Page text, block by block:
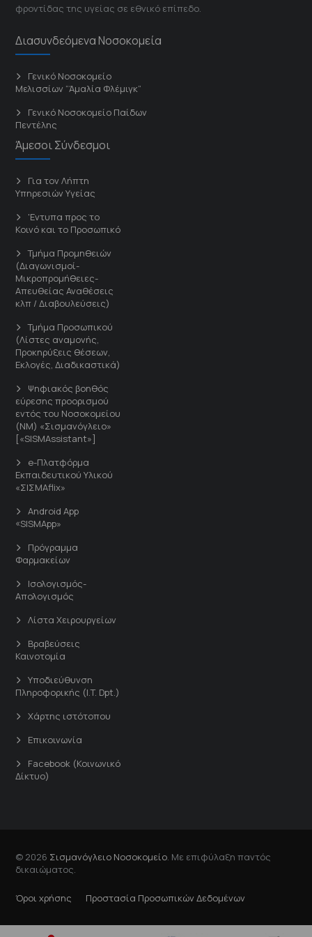
φροντίδας της υγείας σε εθνικό επίπεδο.
Διασυνδεόμενα Νοσοκομεία
Γενικό Νοσοκομείο
Μελισσίων “Άμαλία Φλέμιγκ”
Γενικό Νοσοκομείο Παίδων
Πεντέλης
Άμεσοι Σύνδεσμοι
Για τον Λήπτη
Υπηρεσιών Υγείας
'Εντυπα προς το
Κοινό και το Προσωπικό
Τμήμα Προμηθειών
(Διαγωνισμοί-
Μικροπρομήθειες-
Απευθείας Αναθέσεις
κλπ / Διαβουλεύσεις)
Τμήμα Προσωπικού
(Λίστες αναμονής,
Προκηρύξεις θέσεων,
Εκλογές, Διαδικαστικά)
Ψηφιακός βοηθός
εύρεσης προορισμού
εντός του Νοσοκομείου
(ΝΜ) «Σισμανόγλειο»
[«SISMAssistant»]
e-Πλατφόρμα
Εκπαιδευτικού Υλικού
«ΣΙΣΜΑflix»
Android App
«SISMApp»
Πρόγραμμα
Φαρμακείων
Ισολογισμός-
Απολογισμός
Λίστα Χειρουργείων
Βραβεύσεις
Καινοτομία
Υποδιεύθυνση
Πληροφορικής (I.T. Dpt.)
Χάρτης ιστότοπου
Επικοινωνία
Facebook (Κοινωνικό
Δίκτυο)
© 2026 Σισμανόγλειο Νοσοκομείο . Με επιφύλαξη παντός
δικαιώματος.
Όροι χρήσης Προστασία Προσωπικών Δεδομένων